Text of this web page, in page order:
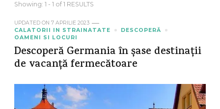
Showing: 1 - 1 of 1 RESULTS
UPDATED ON 7 APRILIE 2023
CALATORII IN STRAINATATE
DESCOPERĂ
OAMENI SI LOCURI
Descoperă Germania în șase destinații
de vacanță fermecătoare